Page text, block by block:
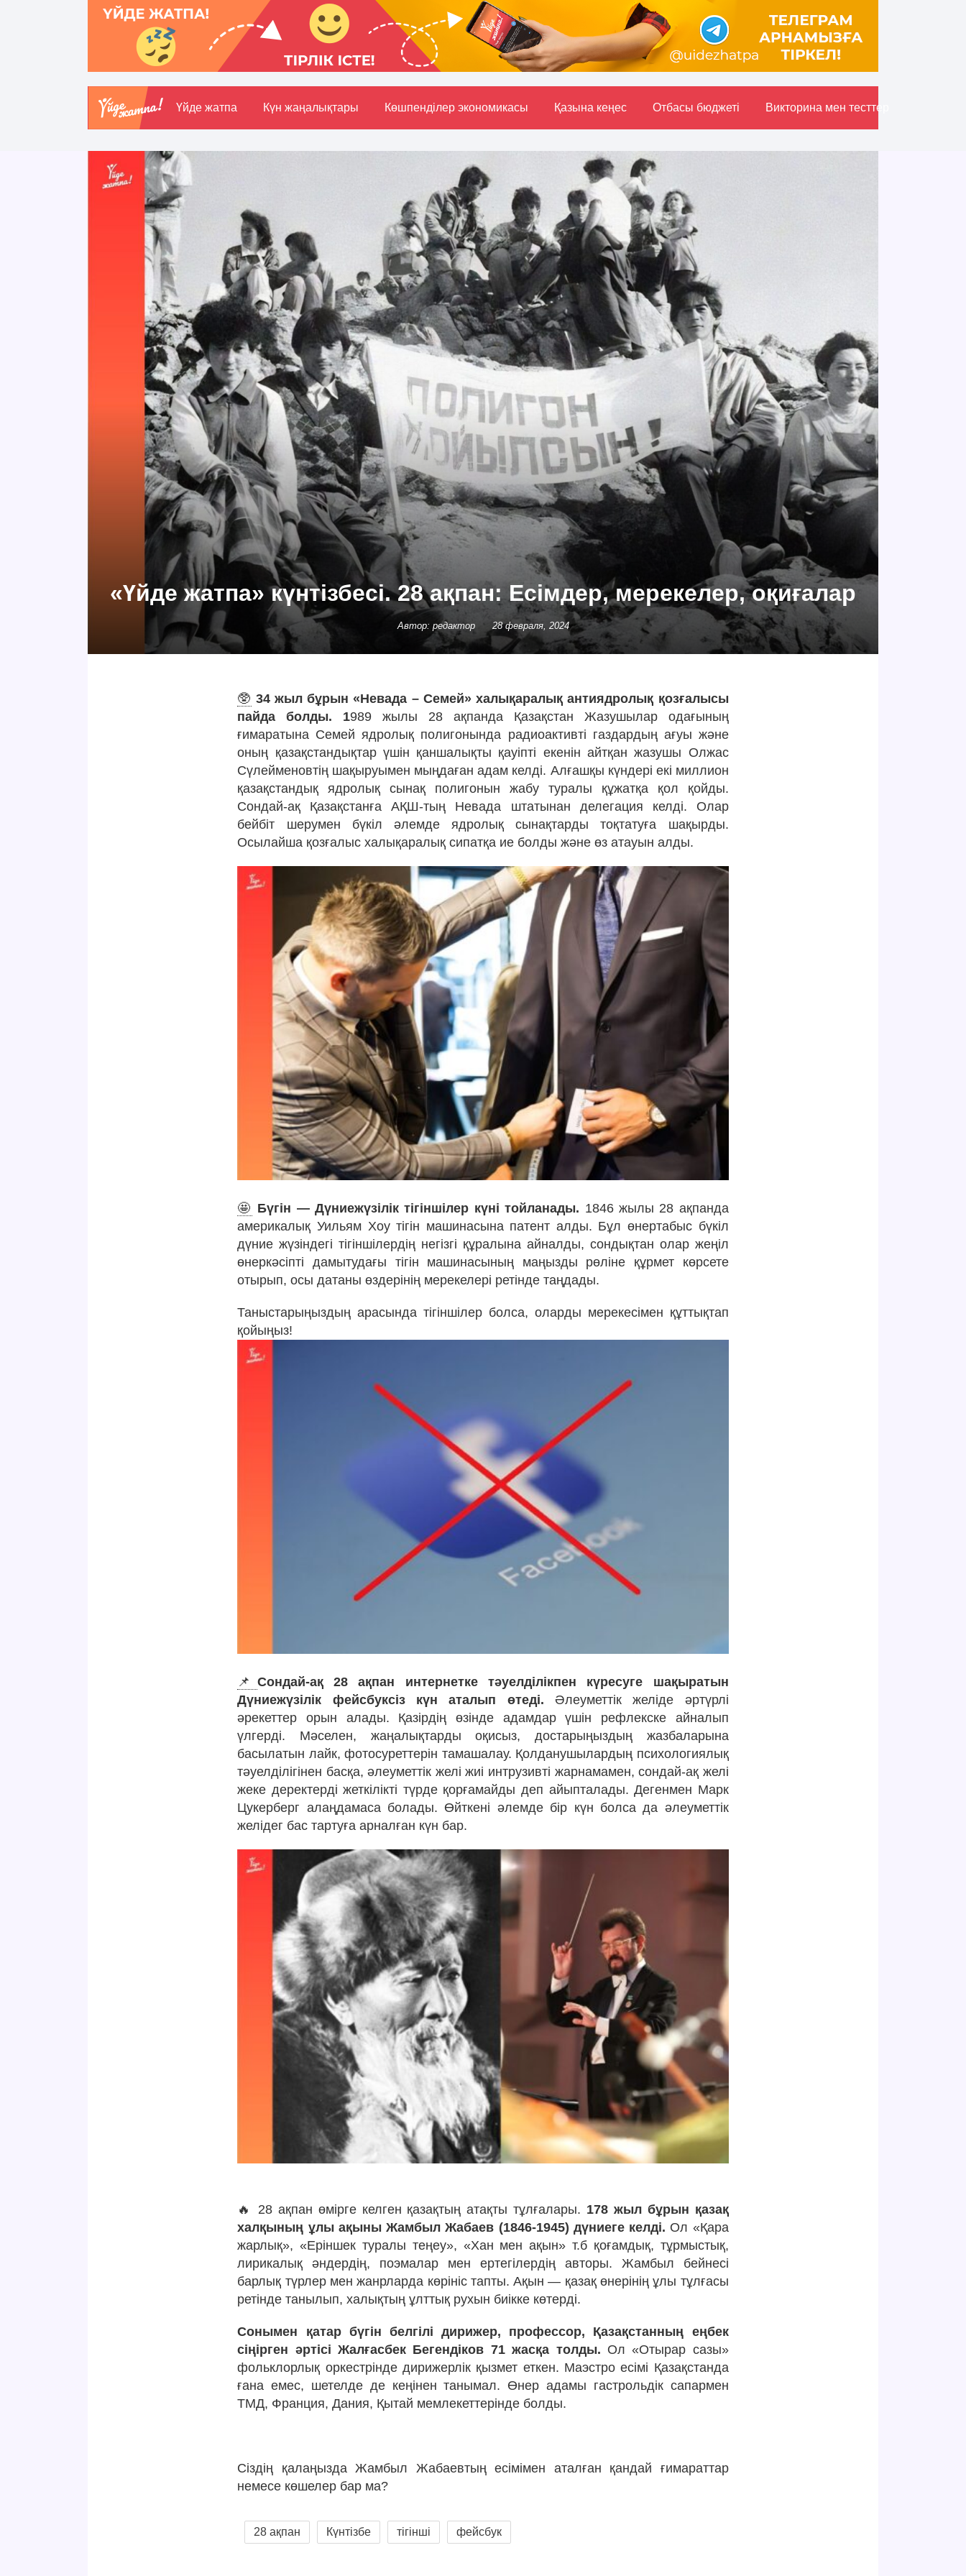
Үйде жатпа Күн жаңалықтары Көшпенділер экономикасы Қазына кеңес Отбасы бюджетi Викторина мен тесттер
«Үйде жатпа» күнтізбесі. 28 ақпан: Есімдер, мерекелер, оқиғалар
Автор: редактор 28 февраля, 2024
🥸 34 жыл бұрын «Невада – Семей» халықаралық антиядролық қозғалысы
пайда болды. 1989 жылы 28 ақпанда Қазақстан Жазушылар одағының
ғимаратына Семей ядролық полигонында радиоактивті газдардың ағуы және
оның қазақстандықтар үшін қаншалықты қауіпті екенін айтқан жазушы Олжас
Сүлейменовтің шақыруымен мыңдаған адам келді. Алғашқы күндері екі миллион
қазақстандық ядролық сынақ полигонын жабу туралы құжатқа қол қойды.
Сондай-ақ Қазақстанға АҚШ-тың Невада штатынан делегация келді. Олар
бейбіт шерумен бүкіл әлемде ядролық сынақтарды тоқтатуға шақырды.
Осылайша қозғалыс халықаралық сипатқа ие болды және өз атауын алды.
🤩 Бүгін — Дүниежүзілік тігіншілер күні тойланады. 1846 жылы 28 ақпанда
америкалық Уильям Хоу тігін машинасына патент алды. Бұл өнертабыс бүкіл
дүние жүзіндегі тігіншілердің негізгі құралына айналды, сондықтан олар жеңіл
өнеркәсіпті дамытудағы тігін машинасының маңызды рөліне құрмет көрсете
отырып, осы датаны өздерінің мерекелері ретінде таңдады.
Таныстарыңыздың арасында тігіншілер болса, оларды мерекесімен құттықтап
қойыңыз!
📌 Сондай-ақ 28 ақпан интернетке тәуелділікпен күресуге шақыратын
Дүниежүзілік фейсбуксіз күн аталып өтеді. Әлеуметтік желіде әртүрлі
әрекеттер орын алады. Қазірдің өзінде адамдар үшін рефлекске айналып
үлгерді. Мәселен, жаңалықтарды оқисыз, достарыңыздың жазбаларына
басылатын лайк, фотосуреттерін тамашалау. Қолданушылардың психологиялық
тәуелділігінен басқа, әлеуметтік желі жиі интрузивті жарнамамен, сондай-ақ желі
жеке деректерді жеткілікті түрде қорғамайды деп айыпталады. Дегенмен Марк
Цукерберг алаңдамаса болады. Өйткені әлемде бір күн болса да әлеуметтік
желідег бас тартуға арналған күн бар.
🔥 28 ақпан өмірге келген қазақтың атақты тұлғалары. 178 жыл бұрын қазақ
халқының ұлы ақыны Жамбыл Жабаев (1846-1945) дүниеге келді. Ол «Қара
жарлық», «Еріншек туралы теңеу», «Хан мен ақын» т.б қоғамдық, тұрмыстық,
лирикалық әндердің, поэмалар мен ертегілердің авторы. Жамбыл бейнесі
барлық түрлер мен жанрларда көрініс тапты. Ақын — қазақ өнерінің ұлы тұлғасы
ретінде танылып, халықтың ұлттық рухын биікке көтерді.
Сонымен қатар бүгін белгілі дирижер, профессор, Қазақстанның еңбек
сіңірген әртісі Жалғасбек Бегендіков 71 жасқа толды. Ол «Отырар сазы»
фольклорлық оркестрінде дирижерлік қызмет еткен. Маэстро есімі Қазақстанда
ғана емес, шетелде де кеңінен танымал. Өнер адамы гастрольдік сапармен
ТМД, Франция, Дания, Қытай мемлекеттерінде болды.
Сіздің қалаңызда Жамбыл Жабаевтың есімімен аталған қандай ғимараттар
немесе көшелер бар ма?
28 ақпан Күнтізбе тігінші фейсбук